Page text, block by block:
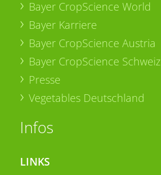
Bayer CropScience World
Bayer Karriere
Bayer CropScience Austria
Bayer CropScience Schweiz
Presse
Vegetables Deutschland
Infos
LINKS